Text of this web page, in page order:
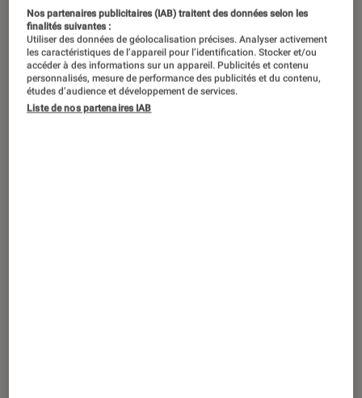
ACTU
Nos partenaires publicitaires (IAB) traitent des données selon les
finalités suivantes :
Utiliser des données de géolocalisation précises. Analyser activement
les caractéristiques de l’appareil pour l’identification. Stocker et/ou
accéder à des informations sur un appareil. Publicités et contenu
personnalisés, mesure de performance des publicités et du contenu,
études d’audience et développement de services.
Liste de nos partenaires IAB